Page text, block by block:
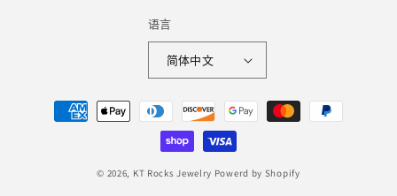
语言
简体中文
© 2026, KT Rocks Jewelry Powerd by Shopify